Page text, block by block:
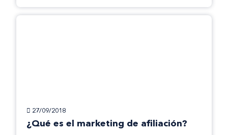
27/09/2018
¿Qué es el marketing de afiliación?